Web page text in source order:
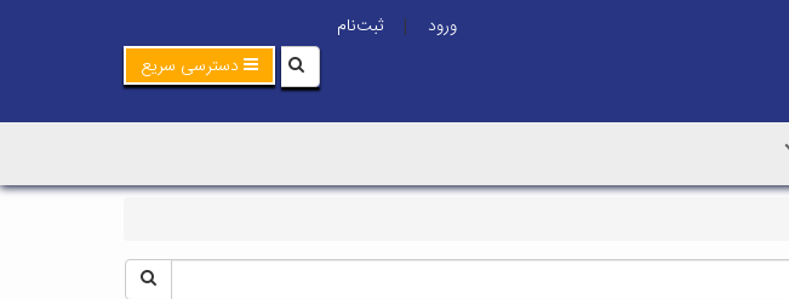
ورود |
ثبت‌نام
دسترسی سریع